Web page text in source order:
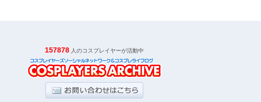
157878 人のコスプレイヤーが活動中